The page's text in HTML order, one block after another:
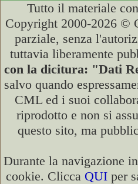
Tutto il materiale
Copyright 2000-2026 ©
parziale, senza
tuttavia liberamente
con la dicitura: "Dati
salvo quando
CML ed i suoi
riprodotto e non si
questo sito, ma
Durante la navigazione
cookie. Clicca QUI per